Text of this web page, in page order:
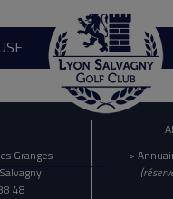
Granges
48
>